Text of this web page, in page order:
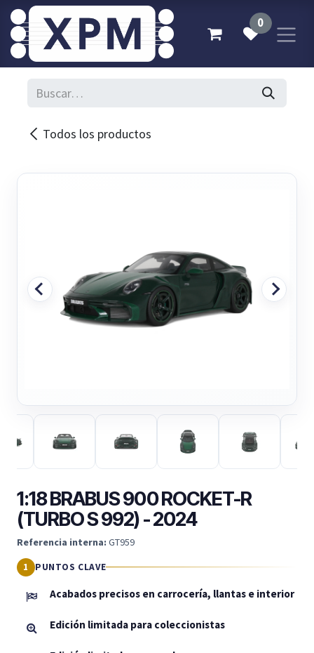
Ir al contenido
0
Todos los productos
1:18 BRABUS 900 ROCKET-R
(TURBO S 992) - 2024
Referencia interna: GT959
PUNTOS CLAVE
Acabados precisos en carrocería, llantas e interior
Edición limitada para coleccionistas